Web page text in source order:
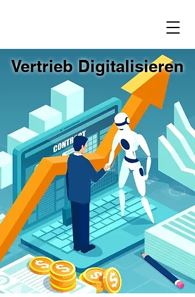
Vertrieb Digitalisieren